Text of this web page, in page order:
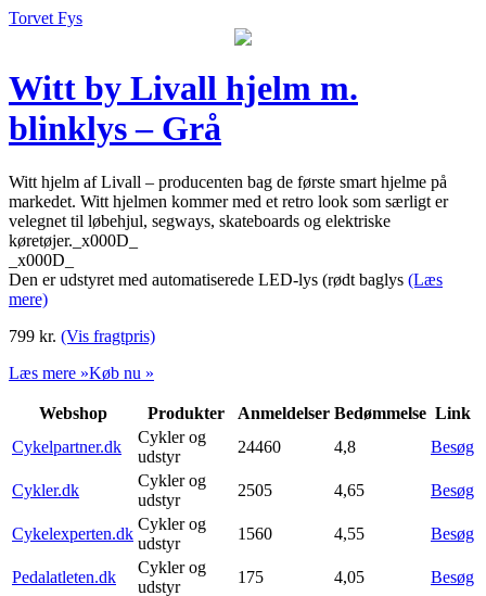
Torvet Fys
Witt by Livall hjelm m.
blinklys – Grå
Witt hjelm af Livall – producenten bag de første smart hjelme på
markedet. Witt hjelmen kommer med et retro look som særligt er
velegnet til løbehjul, segways, skateboards og elektriske
køretøjer._x000D_
_x000D_
Den er udstyret med automatiserede LED-lys (rødt baglys (Læs
mere)
799 kr. (Vis fragtpris)
Læs mere »Køb nu »
Webshop Produkter Anmeldelser Bedømmelse Link
Cykelpartner.dk
Cykler og
udstyr
24460 4,8 Besøg
Cykler.dk
Cykler og
udstyr
2505 4,65 Besøg
Cykelexperten.dk
Cykler og
udstyr
1560 4,55 Besøg
Pedalatleten.dk
Cykler og
udstyr
175 4,05
Besøg